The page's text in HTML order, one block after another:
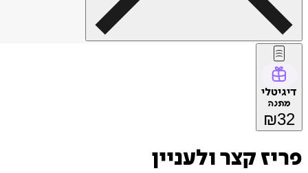
דיגיטלי
מתנה
₪32
פריז קצר ולעניין